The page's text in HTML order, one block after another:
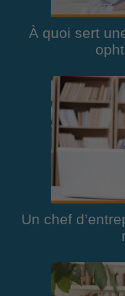
À quoi sert
Un chef